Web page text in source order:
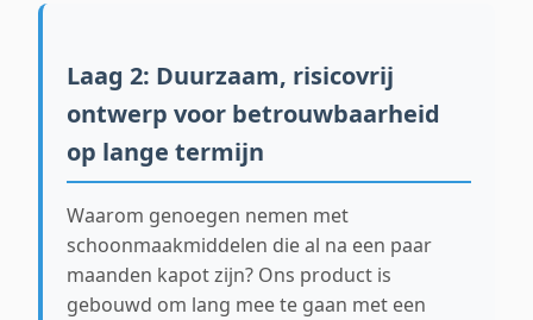
Laag 2: Duurzaam, risicovrij
ontwerp voor betrouwbaarheid
op lange termijn
Waarom genoegen nemen met
schoonmaakmiddelen die al na een paar
maanden kapot zijn? Ons product is
gebouwd om lang mee te gaan met een